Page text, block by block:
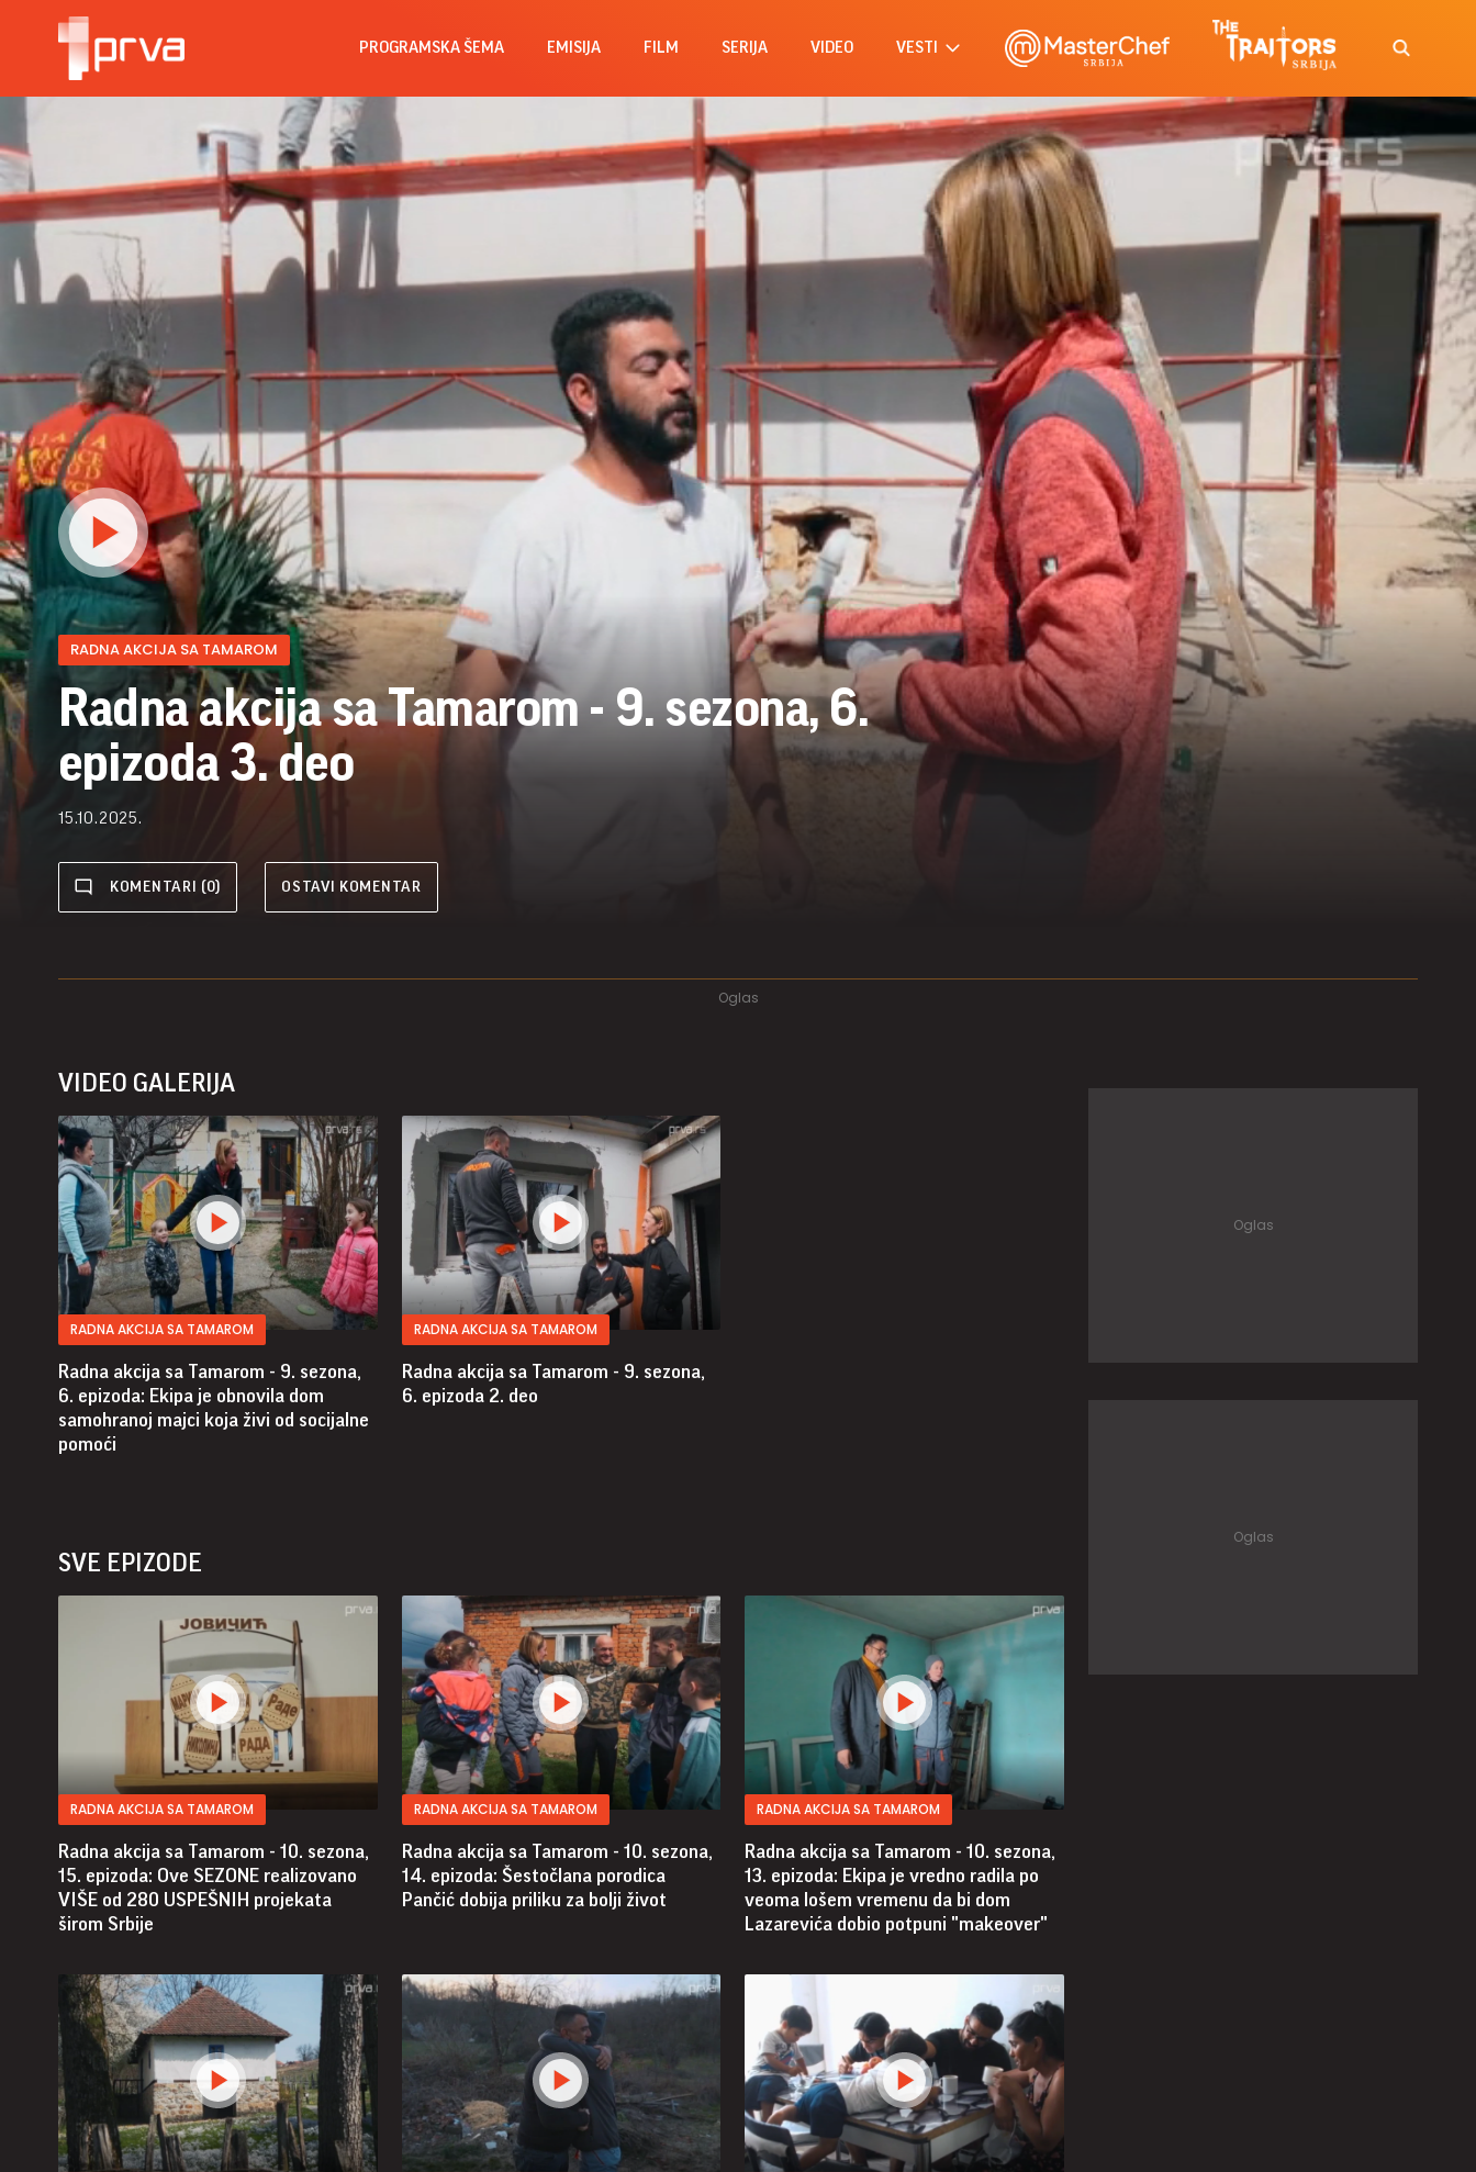
PROGRAMSKA ŠEMA EMISIJA FILM SERIJA VIDEO VESTI
RADNA AKCIJA SA TAMAROM
Radna akcija sa Tamarom - 9. sezona, 6.
epizoda 3. deo
15.10.2025.
KOMENTARI (0) OSTAVI KOMENTAR
VIDEO GALERIJA
RADNA AKCIJA SA TAMAROM
Radna akcija sa Tamarom - 9. sezona,
6. epizoda: Ekipa je obnovila dom
samohranoj majci koja živi od socijalne
pomoći
RADNA AKCIJA SA TAMAROM
Radna akcija sa Tamarom - 9. sezona,
6. epizoda 2. deo
SVE EPIZODE
RADNA AKCIJA SA TAMAROM
Radna akcija sa Tamarom - 10. sezona,
15. epizoda: Ove SEZONE realizovano
VIŠE od 280 USPEŠNIH projekata
širom Srbije
RADNA AKCIJA SA TAMAROM
Radna akcija sa Tamarom - 10. sezona,
14. epizoda: Šestočlana porodica
Pančić dobija priliku za bolji život
RADNA AKCIJA SA TAMAROM
Radna akcija sa Tamarom - 10. sezona,
13. epizoda: Ekipa je vredno radila po
veoma lošem vremenu da bi dom
Lazarevića dobio potpuni "makeover"